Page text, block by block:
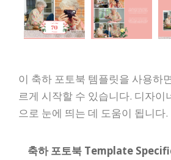
이 축하 포토북 템플릿을 사용하
르게 시작할 수 있습니다. 디자이
으로 눈에 띄는 데 도움이 됩니다.
축하 포토북 Template